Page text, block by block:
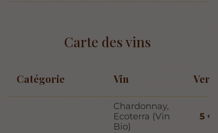
Carte des vins
Catégorie Vin
Chardonnay,
Ecoterra (Vin
Bio)
5 €